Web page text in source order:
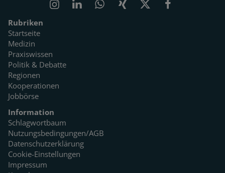
Rubriken
Startseite
Medizin
Praxiswissen
Politik & Debatte
Regionen
Kooperationen
Jobbörse
Information
Schlagwortbaum
Nutzungsbedingungen/AGB
Datenschutzerklärung
Cookie-Einstellungen
Impressum